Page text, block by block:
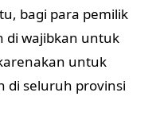
bagi para pemilik
di wajibkan untuk
untuk
di seluruh provinsi